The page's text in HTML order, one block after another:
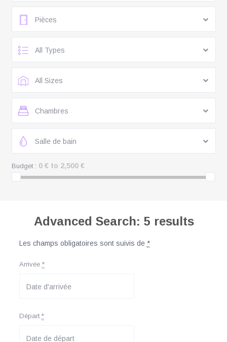
Pièces
All Types
All Sizes
Chambres
Salle de bain
Budget : 0 € to 2,500 €
Advanced Search: 5 results
Les champs obligatoires sont suivis de *
Arrivée *
Départ *